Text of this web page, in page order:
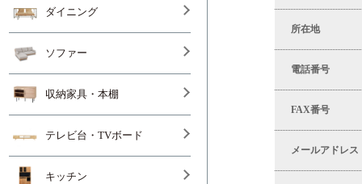
所在地
電話番号
FAX番号
メールアドレス
ダイニング
ソファー
収納家具・本棚
テレビ台・TVボード
キッチン